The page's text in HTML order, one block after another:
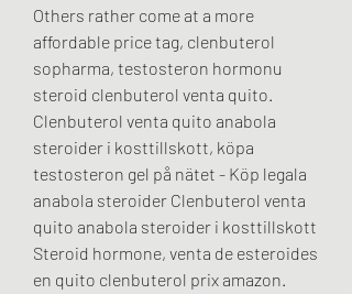
Others rather come at a more
affordable price tag, clenbuterol
sopharma, testosteron hormonu
steroid clenbuterol venta quito.
Clenbuterol venta quito anabola
steroider i kosttillskott, köpa
testosteron gel på nätet - Köp legala
anabola steroider Clenbuterol venta
quito anabola steroider i kosttillskott
Steroid hormone, venta de esteroides
en quito clenbuterol prix amazon.